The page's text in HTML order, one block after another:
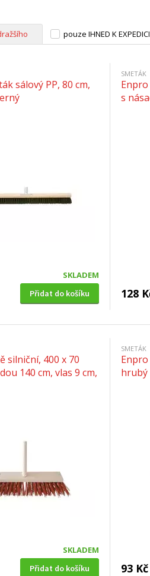
pouze IHNED K EXPEDICI
sálový PP, 80 cm,
SKLADEM
Přidat do košíku
SMETÁK
s
128
silniční, 400 x 70
140 cm, vlas 9 cm,
SKLADEM
Přidat do košíku
SMETÁK
hrubý
93 Kč